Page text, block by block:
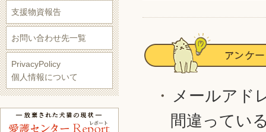
メールアド
間違ってい
支援物資報告
お問い合わせ先一覧
PrivacyPolicy
個人情報について